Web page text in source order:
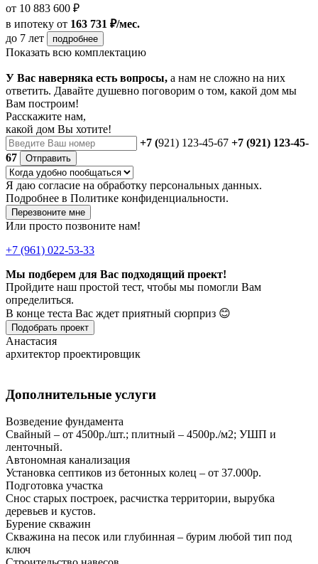
от 10 883 600 ₽
в ипотеку от 163 731 ₽/мес.
до 7 лет
подробнее
Показать всю комплектацию
У Вас наверняка есть вопросы, а нам не сложно на них
ответить. Давайте душевно поговорим о том, какой дом мы
Вам построим!
Расскажите нам,
какой дом Вы хотите!
+7 (921) 123-45-67 +7 (921) 123-45-
67
Отправить
Я даю согласие на обработку персональных данных.
Подробнее в Политике конфиденциальности.
Перезвоните мне
Или просто позвоните нам!
+7 (961) 022-53-33
Мы подберем для Вас подходящий проект!
Пройдите наш простой тест, чтобы мы помогли Вам
определиться.
В конце теста Вас ждет приятный сюрприз 😊
Подобрать проект
Анастасия
архитектор проектировщик
Дополнительные услуги
Возведение фундамента
Свайный – от 4500р./шт.; плитный – 4500р./м2; УШП и
ленточный.
Автономная канализация
Установка септиков из бетонных колец – от 37.000р.
Подготовка участка
Снос старых построек, расчистка территории, вырубка
деревьев и кустов.
Бурение скважин
Скважина на песок или глубинная – бурим любой тип под
ключ